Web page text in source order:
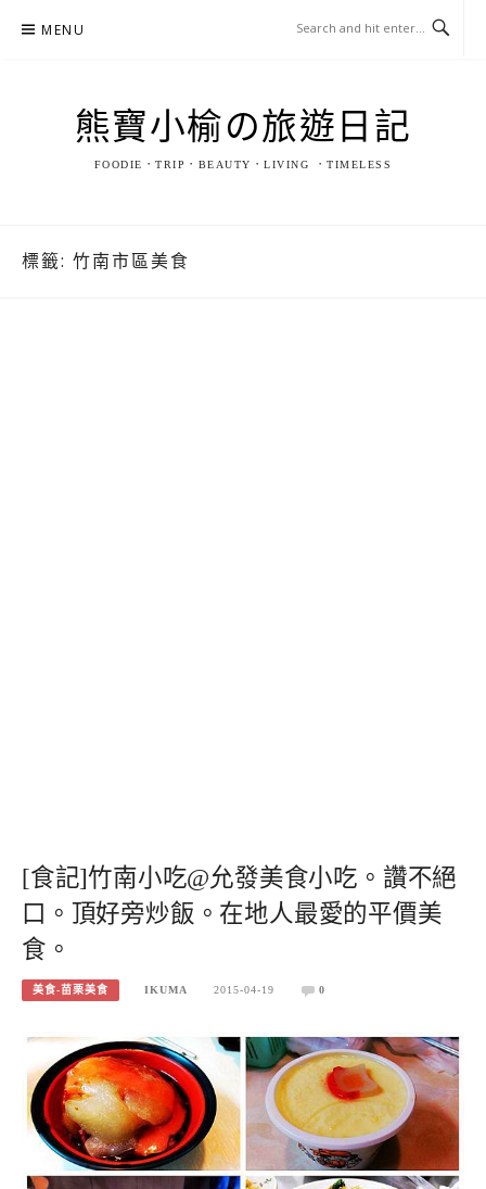
MENU
熊寶小榆の旅遊日記
FOODIE．TRIP．BEAUTY．LIVING ．TIMELESS
標籤: 竹南市區美食
[食記]竹南小吃@允發美食小吃。讚不絕
口。頂好旁炒飯。在地人最愛的平價美
食。
美食-苗栗美食 IKUMA 2015-04-19 0